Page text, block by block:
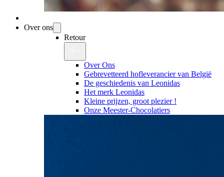
Over ons
Retour
Over Ons
Gebrevetteerd hofleverancier van België
De geschiedenis van Leonidas
Het merk Leonidas
Kleine prijzen, groot plezier !
Onze Meester-Chocolatiers